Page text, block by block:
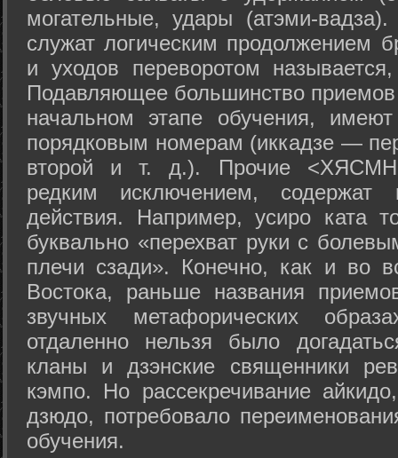
могательные, удары (атэми-
служат логическим продолжением
и уходов переворотом
Подавляющее большинство
начальном этапе обучения,
порядковым номерам (иккадзе —
второй и т. д.). Прочие
редким исключением, содержат
действия. Например, усиро ката
буквально «перехват руки с
плечи сзади». Конечно, как и во
Востока, раньше названия
звучных метафорических
отдаленно нельзя было
кланы и дзэнские священники
кэмпо. Но рассекречивание
дзюдо, потребовало
обучения.